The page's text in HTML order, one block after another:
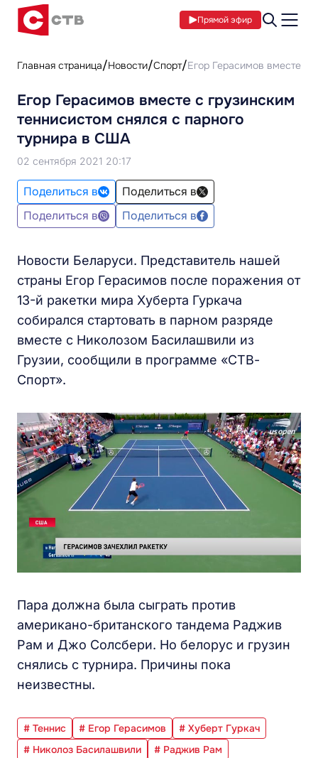
Прямой эфир
Главная страница Новости Спорт Егор Герасимов вместе с
Егор Герасимов вместе с грузинским
теннисистом снялся с парного
турнира в США
02 сентября 2021 20:17
Поделиться в
Поделиться в
Поделиться в
Поделиться в
Новости Беларуси. Представитель нашей
страны Егор Герасимов после поражения от
13-й ракетки мира Хуберта Гуркача
собирался стартовать в парном разряде
вместе с Николозом Басилашвили из
Грузии, сообщили в программе «СТВ-
Спорт».
Пара должна была сыграть против
американо-британского тандема Раджив
Рам и Джо Солсбери. Но белорус и грузин
снялись с турнира. Причины пока
неизвестны.
# Теннис # Егор Герасимов
# Хуберт Гуркач
# Николоз Басилашвили
# Раджив Рам